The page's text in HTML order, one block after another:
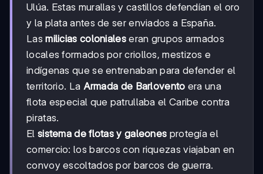
Ulúa. Estas murallas y castillos defendían el oro
y la plata antes de ser enviados a España.
Lasmilicias colonialeseran grupos armados
locales formados por criollos, mestizos e
indígenas que se entrenaban para defender el
territorio. La Armada de Barlovento era una
flota especial que patrullaba el Caribe contra
piratas.
El sistema de flotas y galeones protegía el
comercio: los barcos con riquezas viajaban en
convoy escoltados por barcos de guerra.